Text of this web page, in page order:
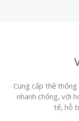
Cung cấp thệ
nhanh chống, với
tế, hỗ